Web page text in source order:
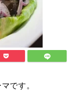
です。